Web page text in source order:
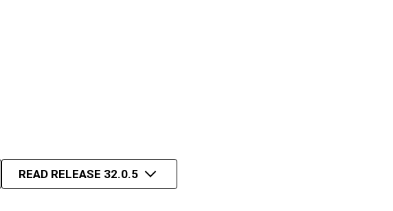
READ RELEASE 32.0.5